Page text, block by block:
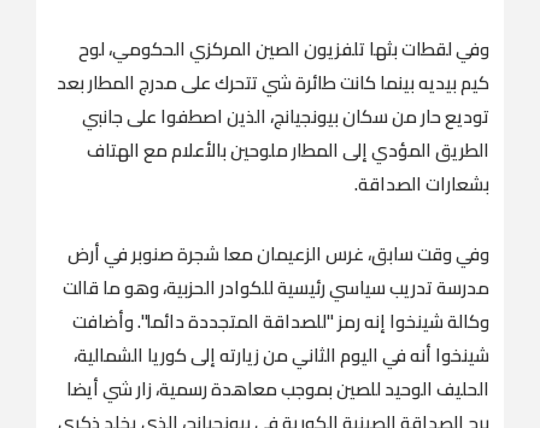
وفي لقطات بثها تلفزيون الصين المركزي الحكومي، لوح
كيم بيديه بينما كانت طائرة شي تتحرك على مدرج المطار بعد
توديع حار من سكان بيونجيانج، ⁠الذين اصطفوا على جانبي
الطريق المؤدي ‌إلى المطار ملوحين بالأعلام مع ‌الهتاف
بشعارات الصداقة.
وفي وقت سابق، ​غرس الزعيمان معا ‌شجرة صنوبر في أرض
مدرسة تدريب سياسي رئيسية ‌للكوادر الحزبية، وهو ما قالت
وكالة شينخوا إنه رمز "للصداقة المتجددة دائما". وأضافت
شينخوا أنه في اليوم الثاني من زيارته إلى كوريا الشمالية،
الحليف الوحيد للصين بموجب معاهدة ‌رسمية، زار شي أيضا